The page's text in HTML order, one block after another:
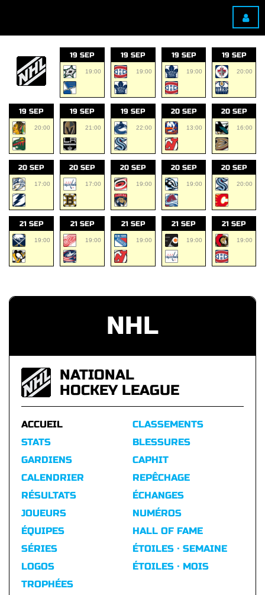
19 SEP
19:00
19 SEP
19:00
19 SEP
19:00
19 SEP
20:00
19 SEP
20:00
19 SEP
21:00
19 SEP
22:00
20 SEP
13:00
20 SEP
16:00
20 SEP
17:00
20 SEP
17:00
20 SEP
19:00
20 SEP
19:00
20 SEP
20:00
21 SEP
19:00
21 SEP
19:00
21 SEP
19:00
21 SEP
19:00
21 SEP
19:00
NHL
NATIONAL
HOCKEY LEAGUE
ACCUEIL
STATS
GARDIENS
CALENDRIER
RÉSULTATS
CLASSEMENTS
BLESSURES
CAPHIT
REPÊCHAGE
ÉCHANGES
JOUEURS
ÉQUIPES
SÉRIES
LOGOS
TROPHÉES
NUMÉROS
HALL OF FAME
ÉTOILES · SEMAINE
ÉTOILES · MOIS